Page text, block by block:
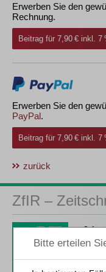
Erwerben Sie den
Rechnung.
Beitrag für 7,90 € inkl. 7
Erwerben Sie den
PayPal.
Beitrag für 7,90 € inkl. 7
zurück
ZfIR –
3
inkl.